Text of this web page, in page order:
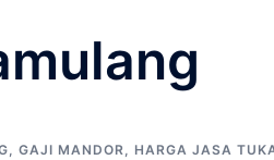
, GAJI MANDOR, HARGA JASA